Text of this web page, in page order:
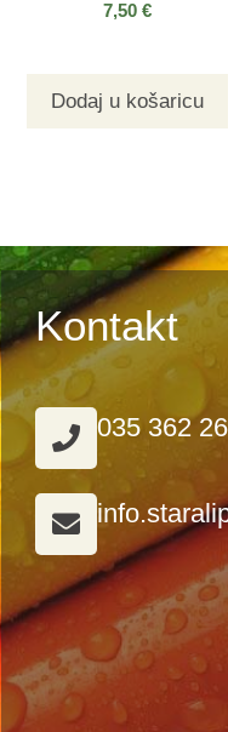
7,50€
Dodaj u košaricu
Kontakt
035 362